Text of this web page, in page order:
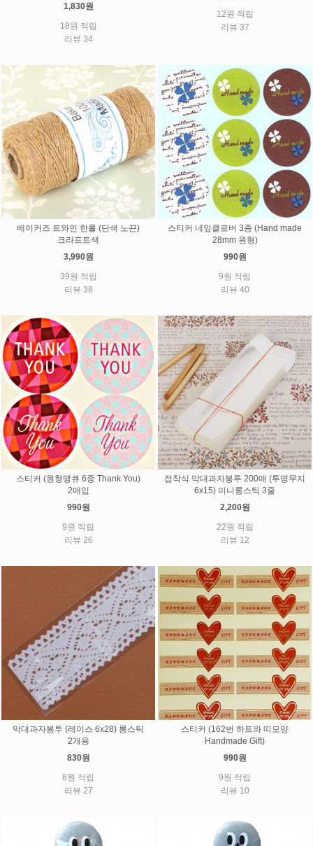
1,830원
18원 적립
리뷰 34
12원 적립
리뷰 37
베이커즈 트와인 한롤 (단색 노끈)
크라프트색
3,990원
39원 적립
리뷰 38
스티커 네잎클로버 3종 (Hand made
28mm 원형)
990원
9원 적립
리뷰 40
스티커 (원형땡큐 6종 Thank You)
2매입
990원
9원 적립
리뷰 26
접착식 막대과자봉투 200매 (투명무지
6x15) 미니롱스틱 3줄
2,200원
22원 적립
리뷰 12
막대과자봉투 (레이스 6x28) 롱스틱
2개용
830원
8원 적립
리뷰 27
스티커 (162번 하트와 띠모양
Handmade Gift)
990원
9원 적립
리뷰 10